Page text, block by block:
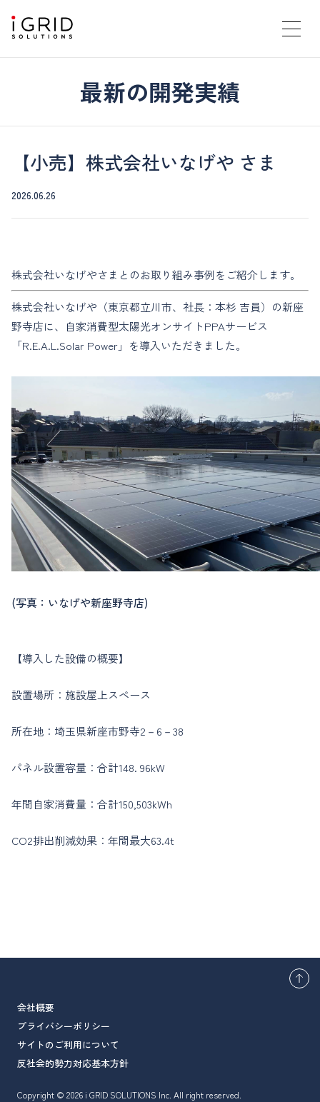
最新の開発実績
【小売】株式会社いなげや さま
2026.06.26
株式会社いなげやさまとのお取り組み事例をご紹介します。
株式会社いなげや（東京都立川市、社長：本杉 吉員）の新座
野寺店に、自家消費型太陽光オンサイトPPAサービス
「R.E.A.L.Solar Power」を導入いただきました。
(写真：いなげや新座野寺店)
【導入した設備の概要】
設置場所：施設屋上スペース
所在地：埼玉県新座市野寺2－6－38
パネル設置容量：合計148. 96kW
年間自家消費量：合計150,503kWh
CO2排出削減効果：年間最大63.4t
会社概要
プライバシーポリシー
サイトのご利用について
反社会的勢力対応基本方針
Copyright © 2026 i GRID SOLUTIONS Inc. All right reserved.